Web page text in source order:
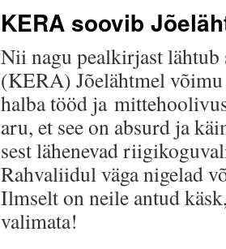
KERA soovib
Nii nagu pealkirjast
(KERA) Jõelähtmel
halba tööd ja
aru, et see on absurd ja
sest lähenevad
Rahvaliidul väga nigelad
Ilmselt on neile antud
valimata!